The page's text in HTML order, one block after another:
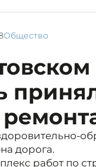
Общество
дорога.
работ по